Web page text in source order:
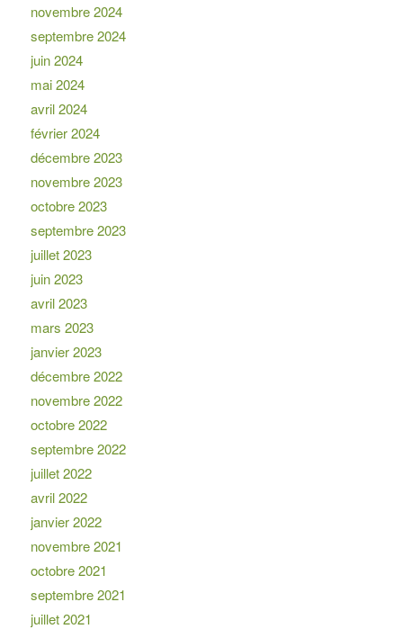
novembre 2024
septembre 2024
juin 2024
mai 2024
avril 2024
février 2024
décembre 2023
novembre 2023
octobre 2023
septembre 2023
juillet 2023
juin 2023
avril 2023
mars 2023
janvier 2023
décembre 2022
novembre 2022
octobre 2022
septembre 2022
juillet 2022
avril 2022
janvier 2022
novembre 2021
octobre 2021
septembre 2021
juillet 2021